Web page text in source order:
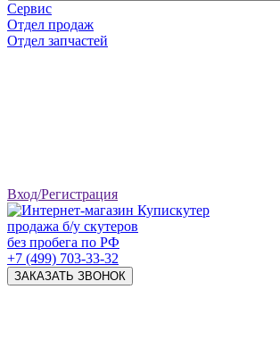
Сервис
Отдел продаж
Отдел запчастей
Вход/Регистрация
продажа б/у скутеров
без пробега по РФ
+7 (499) 703-33-32
ЗАКАЗАТЬ ЗВОНОК